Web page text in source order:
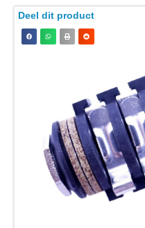
Deel dit product